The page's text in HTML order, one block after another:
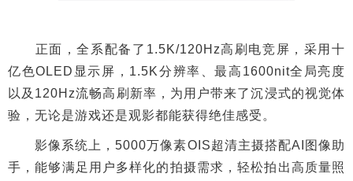
正面，全系配备了1.5K/120Hz高刷电竞屏，采用十
亿色OLED显示屏，1.5K分辨率、最高1600nit全局亮度
以及120Hz流畅高刷新率，为用户带来了沉浸式的视觉体
验，无论是游戏还是观影都能获得绝佳感受。
影像系统上，5000万像素OIS超清主摄搭配AI图像助
手，能够满足用户多样化的拍摄需求，轻松拍出高质量照